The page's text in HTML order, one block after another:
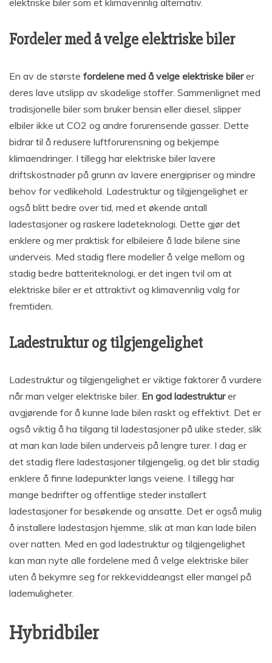
Fordeler med å velge elektriske biler
En av de største fordelene med å velge elektriske bilerer
deres lave utslipp av skadelige stoffer. Sammenlignet med
tradisjonelle biler som bruker bensin eller diesel, slipper
elbiler ikke ut CO2 og andre forurensende gasser. Dette
bidrar til å redusere luftforurensning og bekjempe
klimaendringer. I tillegg har elektriske biler lavere
driftskostnader på grunn av lavere energipriser og mindre
behov for vedlikehold. Ladestruktur og tilgjengelighet er
også blitt bedre over tid, med et økende antall
ladestasjoner og raskere ladeteknologi. Dette gjør det
enklere og mer praktisk for elbileiere å lade bilene sine
underveis. Med stadig flere modeller å velge mellom og
stadig bedre batteriteknologi, er det ingen tvil om at
elektriske biler er et attraktivt og klimavennlig valg for
fremtiden.
Ladestruktur og tilgjengelighet
Ladestruktur og tilgjengelighet er viktige faktorer å vurdere
når man velger elektriske biler. En god ladestrukturer
avgjørende for å kunne lade bilen raskt og effektivt. Det er
også viktig å ha tilgang til ladestasjoner på ulike steder, slik
at man kan lade bilen underveis på lengre turer. I dag er
det stadig flere ladestasjoner tilgjengelig, og det blir stadig
enklere å finne ladepunkter langs veiene. I tillegg har
mange bedrifter og offentlige steder installert
ladestasjoner for besøkende og ansatte. Det er også mulig
å installere ladestasjon hjemme, slik at man kan lade bilen
over natten. Med en god ladestruktur og tilgjengelighet
kan man nyte alle fordelene med å velge elektriske biler
uten å bekymre seg for rekkeviddeangst eller mangel på
lademuligheter.
Hybridbiler